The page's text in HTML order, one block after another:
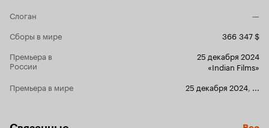
Слоган
—
Сборы в мире
366 347 $
Премьера в
России
25 декабря 2024
«Indian Films»
Премьера в мире
25 декабря 2024